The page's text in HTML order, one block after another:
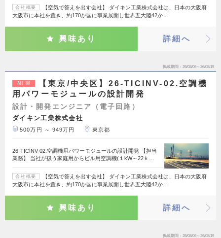
会社概要
【空気で答えを出す会社】 ダイキン工業株式会社は、日本の大阪府
大阪市に本社を置き、約170か国に事業展開し世界五大陸42か…
興味あり 詳細へ
掲載期間 26/08/06～26/08/19
NEW
【東京/中央区】26-TICINV-02.空調機
用パワーモジュールの設計開発
設計・開発エンジニア（電子回路）
ダイキン工業株式会社
500万円 ～ 949万円 東京都
26-TICINV-02.空調機用パワーモジュールの設計開発 【担当
業務】 当社が扱う家庭用からビル用空調機(１kW～22ｋ…
会社概要
【空気で答えを出す会社】 ダイキン工業株式会社は、日本の大阪府
大阪市に本社を置き、約170か国に事業展開し世界五大陸42か…
興味あり 詳細へ
掲載期間 26/08/06～26/08/19